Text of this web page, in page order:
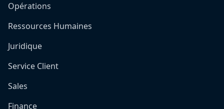
Opérations
Ressources Humaines
Juridique
Service Client
Sales
Finance